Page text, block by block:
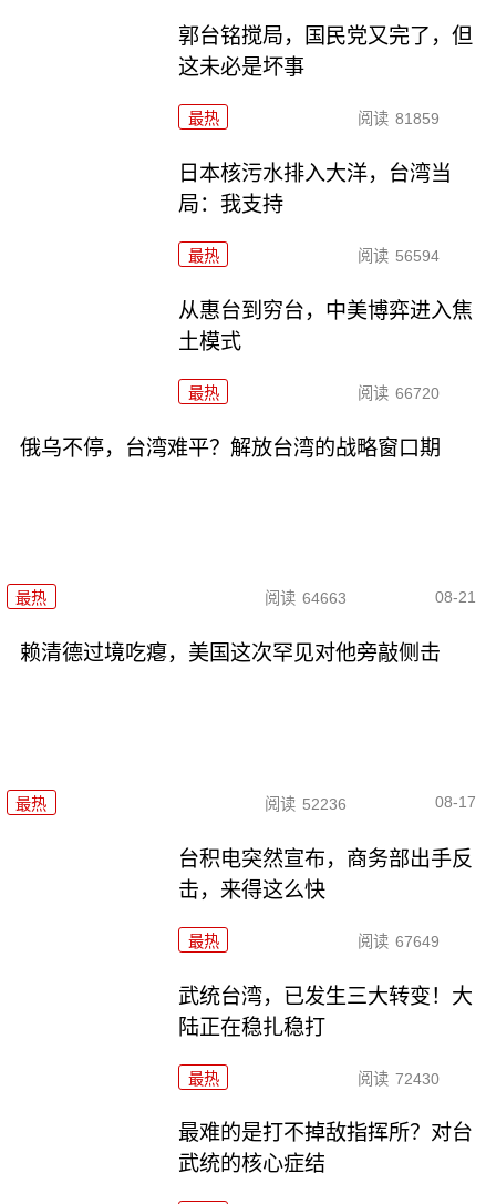
郭台铭搅局，国民党又完了，但
这未必是坏事
最热 阅读 81859
日本核污水排入大洋，台湾当
局：我支持
最热 阅读 56594
从惠台到穷台，中美博弈进入焦
土模式
最热 阅读 66720
俄乌不停，台湾难平？解放台湾的战略窗口期
最热 阅读 64663 08-21
赖清德过境吃瘪，美国这次罕见对他旁敲侧击
最热 阅读 52236 08-17
台积电突然宣布，商务部出手反
击，来得这么快
最热 阅读 67649
武统台湾，已发生三大转变！大
陆正在稳扎稳打
最热 阅读 72430
最难的是打不掉敌指挥所？对台
武统的核心症结